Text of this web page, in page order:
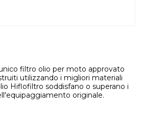
filtro olio per moto approvato
utilizzando i migliori materiali
Hiflofiltro soddisfano o superano i
originale.